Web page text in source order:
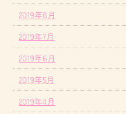
2019年8月
2019年7月
2019年6月
2019年5月
2019年4月